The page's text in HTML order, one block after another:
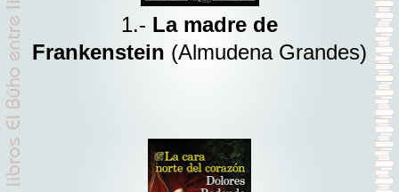
1.- La madre de
Frankenstein (Almudena Grandes)